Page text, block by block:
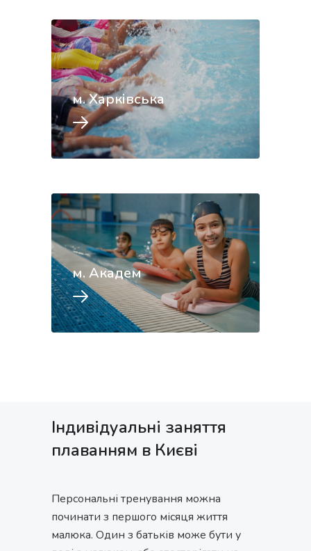
м. Харківська
м. Академ
Індивідуальні заняття
плаванням в Києві
Персональні тренування можна
починати з першого місяця життя
малюка. Один з батьків може бути у